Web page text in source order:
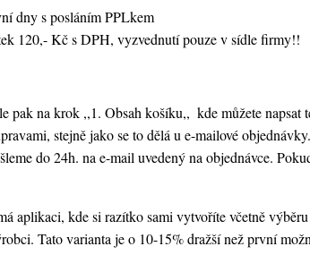
dny s posláním PPLkem
120,- Kč s DPH, vyzvednutí pouze v sídle firmy!!
pak na krok ,,1. Obsah košíku,, kde můžete napsat
stejně jako se to dělá u e-mailové
do 24h. na e-mail uvedený na objednávce.
aplikaci, kde si razítko sami vytvoříte včetně
Tato varianta je o 10-15% dražší než první